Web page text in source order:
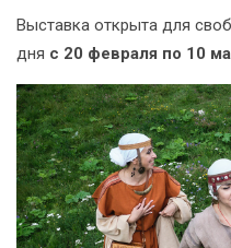
Выставка открыта для
дня с 20 февраля по 10